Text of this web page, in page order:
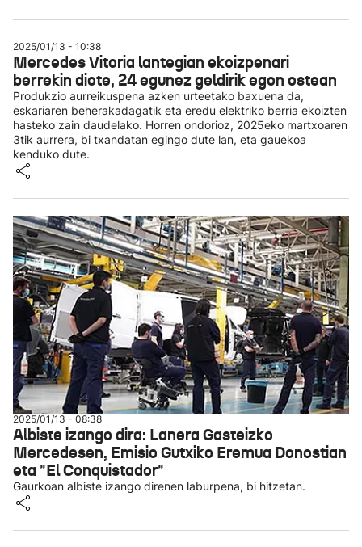
2025/01/13 - 10:38
Mercedes Vitoria lantegian ekoizpenari
berrekin diote, 24 egunez geldirik egon ostean
Produkzio aurreikuspena azken urteetako baxuena da,
eskariaren beherakadagatik eta eredu elektriko berria ekoizten
hasteko zain daudelako. Horren ondorioz, 2025eko martxoaren
3tik aurrera, bi txandatan egingo dute lan, eta gauekoa
kenduko dute.
2025/01/13 - 08:38
Albiste izango dira: Lanera Gasteizko
Mercedesen, Emisio Gutxiko Eremua Donostian
eta "El Conquistador"
Gaurkoan albiste izango direnen laburpena, bi hitzetan.